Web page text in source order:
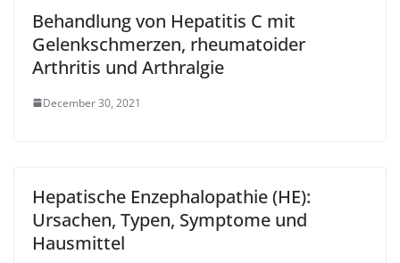
Behandlung von Hepatitis C mit
Gelenkschmerzen, rheumatoider
Arthritis und Arthralgie
December 30, 2021
Hepatische Enzephalopathie (HE):
Ursachen, Typen, Symptome und
Hausmittel